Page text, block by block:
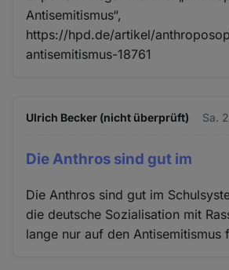
Antisemitismus“,
https://hpd.de/artikel/
antisemitismus-18761
Ulrich Becker (nicht überprüft) Sa.
Die Anthros sind gut im
Die Anthros sind gut im
die deutsche Sozialisation mit
lange nur auf den Antisemitismus